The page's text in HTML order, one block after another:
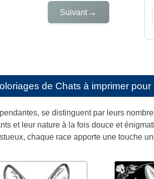
Suivant→
de Chats à imprimer pour
se distinguent par leurs
et leur nature à la fois douce et
chaque race apporte une touche